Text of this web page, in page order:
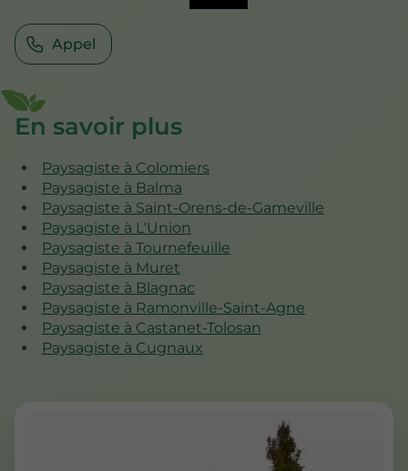
Appel
En savoir plus
Paysagiste à Colomiers
Paysagiste à Balma
Paysagiste à Saint-Orens-de-Gameville
Paysagiste à L'Union
Paysagiste à Tournefeuille
Paysagiste à Muret
Paysagiste à Blagnac
Paysagiste à Ramonville-Saint-Agne
Paysagiste à Castanet-Tolosan
Paysagiste à Cugnaux